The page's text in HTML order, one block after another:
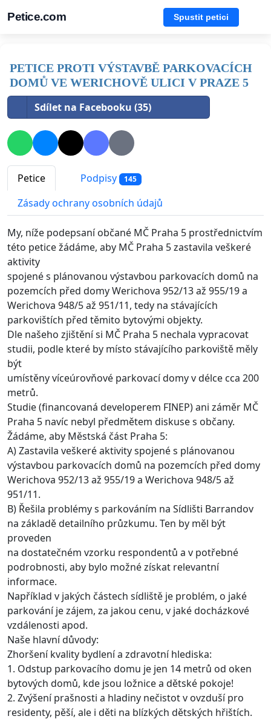
Petice.com Spustit petici
PETICE PROTI VÝSTAVBĚ PARKOVACÍCH
DOMŮ VE WERICHOVĚ ULICI V PRAZE 5
Sdílet na Facebooku (35)
Petice Podpisy 145
Zásady ochrany osobních údajů
My, níže podepsaní občané MČ Praha 5 prostřednictvím
této petice žádáme, aby MČ Praha 5 zastavila veškeré
aktivity
spojené s plánovanou výstavbou parkovacích domů na
pozemcích před domy Werichova 952/13 až 955/19 a
Werichova 948/5 až 951/11, tedy na stávajících
parkovištích před těmito bytovými objekty.
Dle našeho zjištění si MČ Praha 5 nechala vypracovat
studii, podle které by místo stávajícího parkoviště měly
být
umístěny víceúrovňové parkovací domy v délce cca 200
metrů.
Studie (financovaná developerem FINEP) ani záměr MČ
Praha 5 navíc nebyl předmětem diskuse s občany.
Žádáme, aby Městská část Praha 5:
A) Zastavila veškeré aktivity spojené s plánovanou
výstavbou parkovacích domů na pozemcích před domy
Werichova 952/13 až 955/19 a Werichova 948/5 až
951/11.
B) Řešila problémy s parkováním na Sídlišti Barrandov
na základě detailního průzkumu. Ten by měl být
proveden
na dostatečném vzorku respondentů a v potřebné
podrobnosti, aby bylo možné získat relevantní
informace.
Například v jakých částech sídliště je problém, o jaké
parkování je zájem, za jakou cenu, v jaké docházkové
vzdálenosti apod.
Naše hlavní důvody:
Zhoršení kvality bydlení a zdravotní hlediska:
1. Odstup parkovacího domu je jen 14 metrů od oken
bytových domů, kde jsou ložnice a dětské pokoje!
2. Zvýšení prašnosti a hladiny nečistot v ovzduší pro
residenty, pěší, ale i děti na blízkých dětských hřištích.